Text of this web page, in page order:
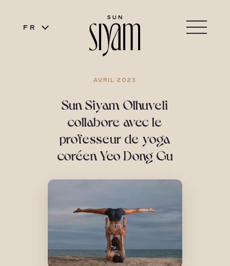
FR
AVRIL 2023
Sun Siyam Olhuveli
collabore avec le
professeur de yoga
coréen Yeo Dong Gu